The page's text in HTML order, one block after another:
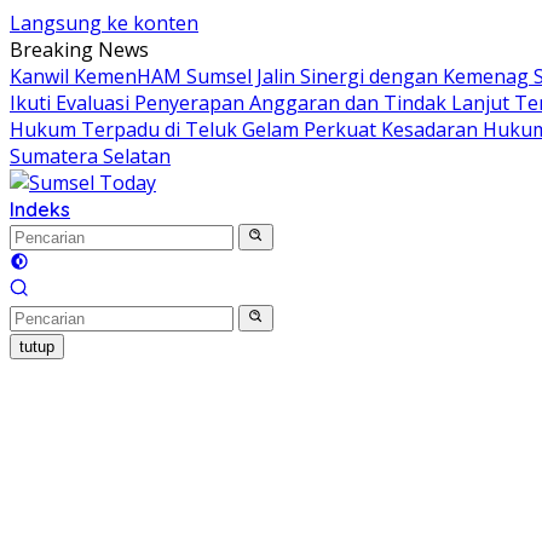
Langsung ke konten
Breaking News
Kanwil KemenHAM Sumsel Jalin Sinergi dengan
Ikuti Evaluasi Penyerapan Anggaran dan Tindak Lanjut
Hukum Terpadu di Teluk Gelam Perkuat Kesadaran
Sumatera Selatan
Indeks
tutup